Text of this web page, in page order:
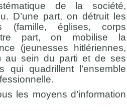
de la société,
D’une part, on détruit les
(famille, églises, corps
part, on mobilise la
(jeunesses hitlériennes,
au sein du parti et de ses
qui quadrillent l’ensemble
les moyens d’information